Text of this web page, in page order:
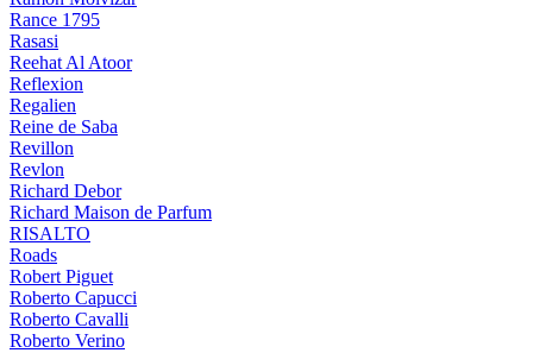
Rance 1795
Rasasi
Reehat Al Atoor
Reflexion
Regalien
Reine de Saba
Revillon
Revlon
Richard Debor
Richard Maison de Parfum
RISALTO
Roads
Robert Piguet
Roberto Capucci
Roberto Cavalli
Roberto Verino